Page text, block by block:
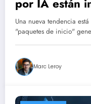
por IA están
están
Una nueva tendencia
"paquetes de inicio"
Marc Leroy